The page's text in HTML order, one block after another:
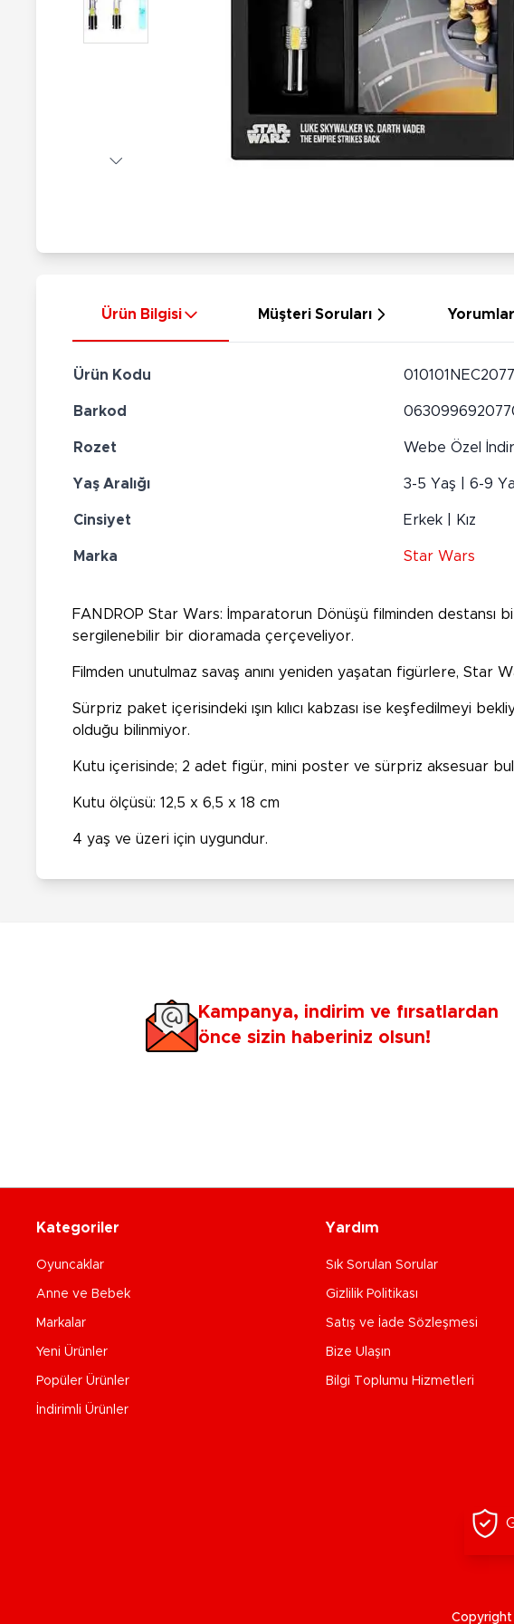
Hayvan Figürler
Çeşitli Figürler
Silah Setleri
Kılıç Setleri
Ok Setleri
Hobi
Maketler
Sihirbazlık Setleri
Çeşitli Eğlence
El İşi Setleri
Ürün Bilgisi Müşteri Soruları Yorumlar
Ürün Kodu
Barkod
Rozet Webe Özel
Yaş Aralığı 3-5 Yaş | 6-9
Cinsiyet Erkek | Kız
Marka Star Wars
FANDROP Star Wars: İmparatorun Dönüşü filminden destansı
sergilenebilir bir dioramada çerçeveliyor.
Filmden unutulmaz savaş anını yeniden yaşatan figürlere, Star
Sürpriz paket içerisindeki ışın kılıcı kabzası ise keşfedilmeyi
olduğu bilinmiyor.
Kutu içerisinde; 2 adet figür, mini poster ve sürpriz aksesuar
Kutu ölçüsü: 12,5 x 6,5 x 18 cm
4 yaş ve üzeri için uygundur.
Kampanya, indirim ve fırsatlardan
önce sizin haberiniz olsun!
Kategoriler
Oyuncaklar
Anne ve Bebek
Markalar
Yeni Ürünler
Popüler Ürünler
İndirimli Ürünler
Yardım
Sık Sorulan Sorular
Gizlilik Politikası
Satış ve İade Sözleşmesi
Bize Ulaşın
Bilgi Toplumu Hizmetleri